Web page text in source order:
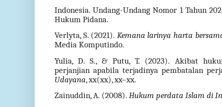
Indonesia. Undang-Undang Nomor 1 Tahun
Hukum Pidana.
Verlyta, S. (2021). Kemana larinya harta
Media Komputindo.
Yulia, D. S., & Putu, T. (2023). Akibat
perjanjian apabila terjadinya pembatalan
Udayana, xx(xx), xx–xx.
Zainuddin, A. (2008). Hukum perdata Islam di